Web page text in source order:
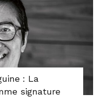
: La
signature